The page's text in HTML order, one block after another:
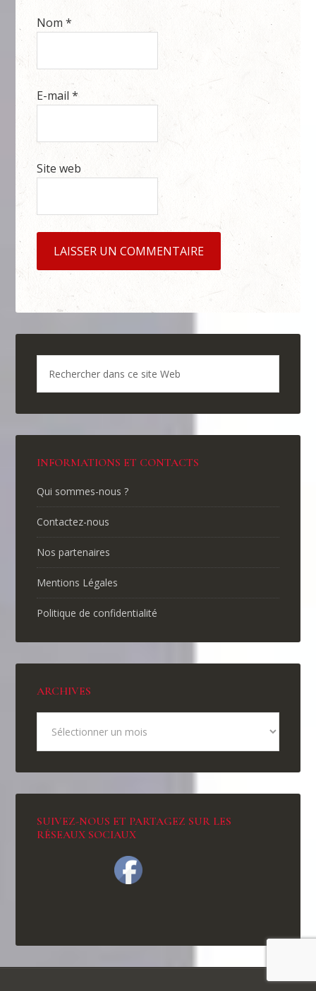
Nom*
E-mail*
Site web
INFORMATIONS ET CONTACTS
Qui sommes-nous ?
Contactez-nous
Nos partenaires
Mentions Légales
Politique de confidentialité
ARCHIVES
SUIVEZ-NOUS ET PARTAGEZ SUR LES
RÉSEAUX SOCIAUX